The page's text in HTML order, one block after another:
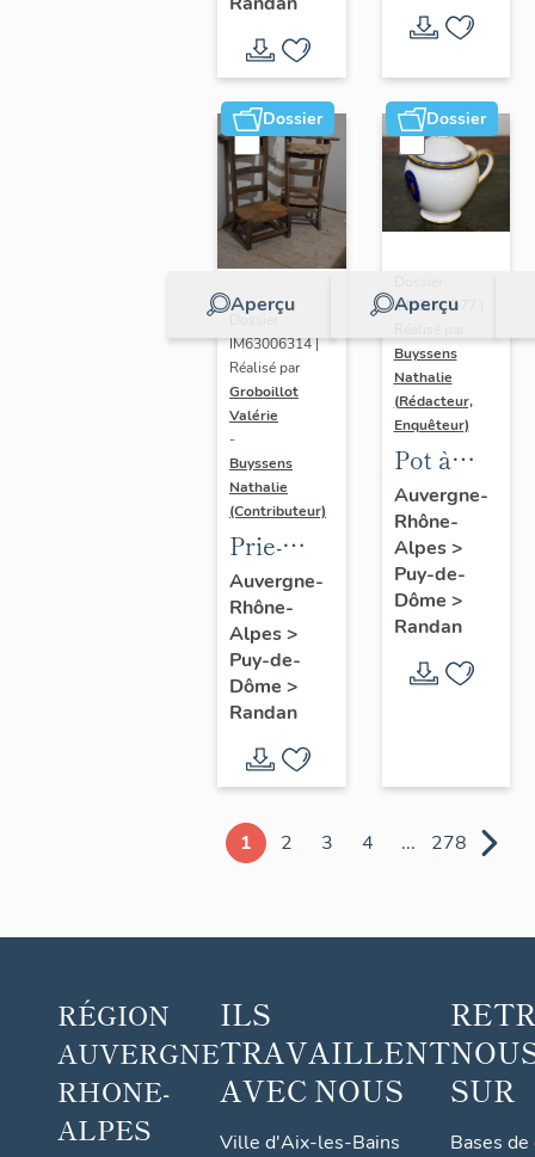
prière de
Marie-
Amélie "
Dossier
Aperçu
Dossier
IM63006314 |
Réalisé par
Groboillot
Valérie
-
Buyssens
Nathalie
(Contributeur)
Prie-
Dieu n° 1
Auvergne-
Rhône-
Alpes>
Puy-de-
Dôme >
Randan
Dossier
Aperçu
IM63009577 |
Buyssens
Nathalie
(Rédacteur,
Enquêteur)
Pot à
crème n°
2
Auvergne-
Rhône-
Alpes>
Puy-de-
Dôme >
Randan
1 2 3 4 ... 278
RÉGION
AUVERGNE
RHONE-
ALPES
ILS
TRAVAILLENT
AVEC NOUS
Ville d'Aix-les-Bains
SUR
Bases